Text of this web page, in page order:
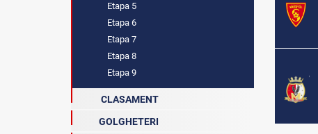
Etapa 5
Etapa 6
Etapa 7
Etapa 8
Etapa 9
CLASAMENT
GOLGHETERI